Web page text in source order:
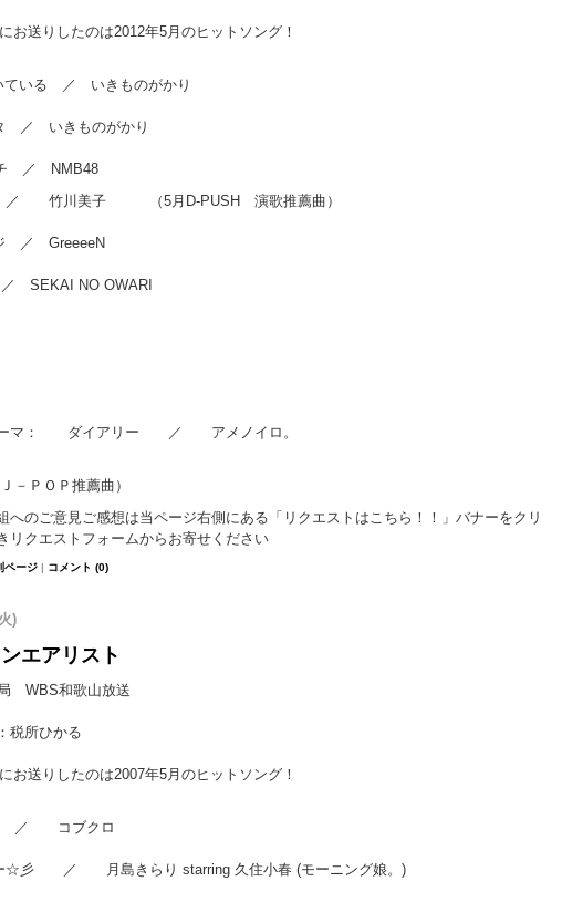
お送りしたのは2012年5月のヒットソング！
いる ／ いきものがかり
タ ／ いきものがかり
／ NMB48
川美子 （5月D-PUSH 演歌推薦曲）
レンジ ／ GreeeeN
姫 ／ SEKAI NO OWARI
ーマ： ダイアリー ／ アメノイロ。
－ＰＯＰ推薦曲）
へのご意見ご感想は当ページ右側にある「リクエストはこちら！！」バナーをクリ
リクエストフォームからお寄せください
ページ | コメント (0)
)
エアリスト
WBS和歌山放送
税所ひかる
お送りしたのは2007年5月のヒットソング！
／ コブクロ
☆彡 ／ 月島きらり starring 久住小春 (モーニング娘。)